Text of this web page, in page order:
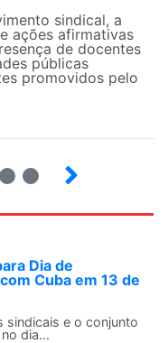
sindical, a
ações afirmativas
de docentes
públicas
promovidos pelo
Dia de
Cuba em 13 de
sindicais e o conjunto
dia...